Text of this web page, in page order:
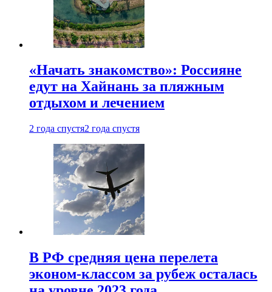
«Начать знакомство»: Россияне
едут на Хайнань за пляжным
отдыхом и лечением
2 года спустя2 года спустя
В РФ средняя цена перелета
эконом-классом за рубеж осталась